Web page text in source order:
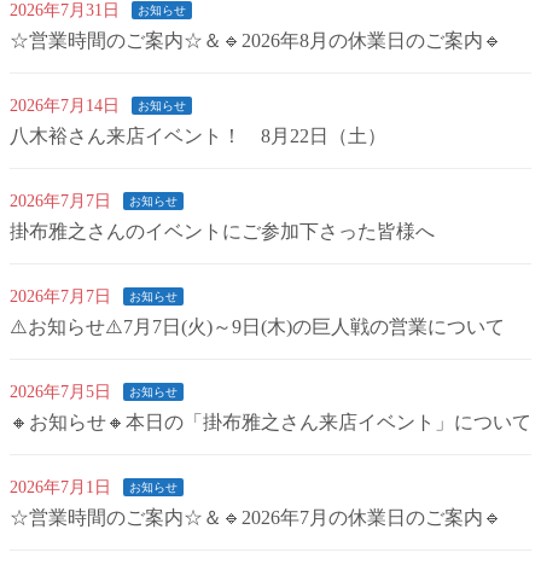
2026年7月31日 お知らせ
☆営業時間のご案内☆＆🔹2026年8月の休業日のご案内🔹
2026年7月14日 お知らせ
八木裕さん来店イベント！ 8月22日（土）
2026年7月7日 お知らせ
掛布雅之さんのイベントにご参加下さった皆様へ
2026年7月7日 お知らせ
⚠️お知らせ⚠️7月7日(火)～9日(木)の巨人戦の営業について
2026年7月5日 お知らせ
🔸お知らせ🔸本日の「掛布雅之さん来店イベント」について
2026年7月1日 お知らせ
☆営業時間のご案内☆＆🔹2026年7月の休業日のご案内🔹